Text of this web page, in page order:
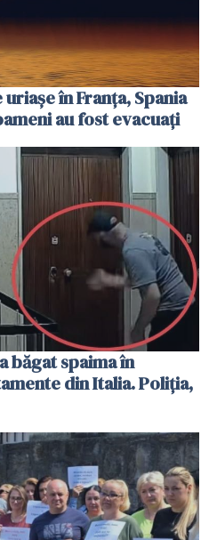
în Franța, Spania
au fost evacuați
băgat spaima în
din Italia. Poliția,